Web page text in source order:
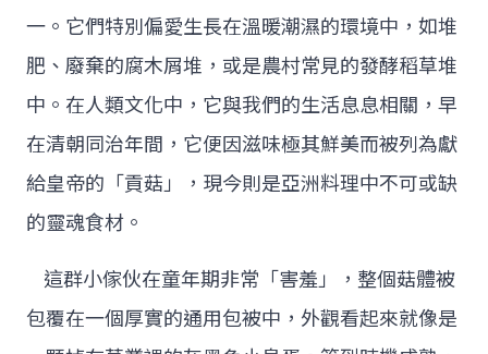
一。它們特別偏愛生長在溫暖潮濕的環境中，如堆
肥、廢棄的腐木屑堆，或是農村常見的發酵稻草堆
中。在人類文化中，它與我們的生活息息相關，早
在清朝同治年間，它便因滋味極其鮮美而被列為獻
給皇帝的「貢菇」，現今則是亞洲料理中不可或缺
的靈魂食材。
這群小傢伙在童年期非常「害羞」，整個菇體被
包覆在一個厚實的通用包被中，外觀看起來就像是